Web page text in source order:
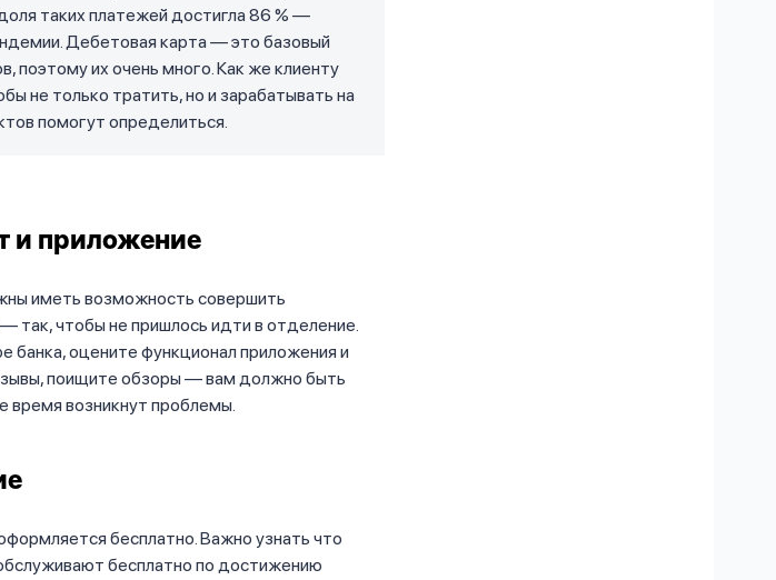
таких платежей достигла 86 % —
Дебетовая карта — это базовый
поэтому их очень много. Как же клиенту
не только тратить, но и зарабатывать на
помогут определиться.
и приложение
иметь возможность совершить
так, чтобы не пришлось идти в отделение.
оцените функционал приложения и
поищите обзоры — вам должно быть
время возникнут проблемы.
бесплатно. Важно узнать что
бесплатно по достижению